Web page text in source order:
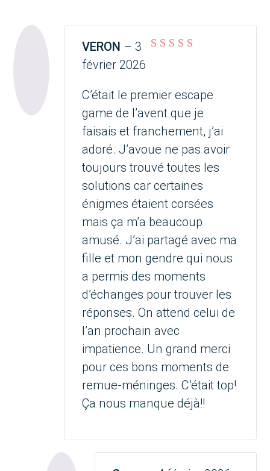
VERON – 3
février 2026
C’était le premier escape
game de l’avent que je
faisais et franchement, j’ai
adoré. J’avoue ne pas avoir
toujours trouvé toutes les
solutions car certaines
énigmes étaient corsées
mais ça m’a beaucoup
amusé. J’ai partagé avec ma
fille et mon gendre qui nous
a permis des moments
d’échanges pour trouver les
réponses. On attend celui de
l’an prochain avec
impatience. Un grand merci
pour ces bons moments de
remue-méninges. C’était top!
Ça nous manque déjà!!